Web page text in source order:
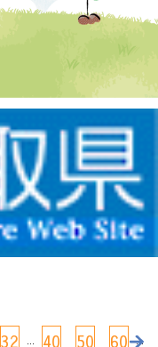
32 ... 40 50 60 ...